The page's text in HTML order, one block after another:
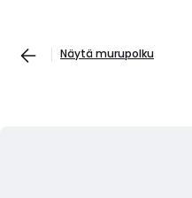
Näytä murupolku